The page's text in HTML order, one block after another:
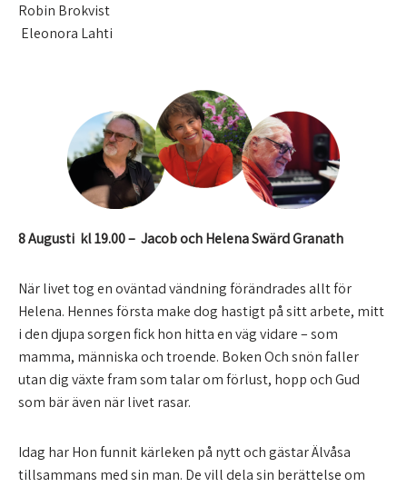
Robin Brokvist
Eleonora Lahti
8 Augusti kl 19.00 – Jacob och Helena Swärd Granath
När livet tog en oväntad vändning förändrades allt för
Helena. Hennes första make dog hastigt på sitt arbete, mitt
i den djupa sorgen fick hon hitta en väg vidare – som
mamma, människa och troende. Boken Och snön faller
utan dig växte fram som talar om förlust, hopp och Gud
som bär även när livet rasar.
Idag har Hon funnit kärleken på nytt och gästar Älvåsa
tillsammans med sin man. De vill dela sin berättelse om